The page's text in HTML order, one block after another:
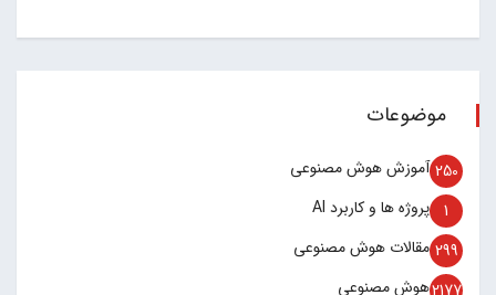
موضوعات
آموزش هوش مصنوعی 250
پروژه ها و کاربرد AI 1
مقالات هوش مصنوعی 299
هوش مصنوعی